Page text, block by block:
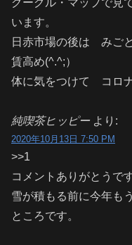
います。
日赤市場の後は みご
賃高め(^.^;）
体に気をつけて コロ
純喫茶ヒッピー より:
2020年10月13日 7:50 PM
>>1
コメントありがとうです
雪が積もる前に今年も
ところです。